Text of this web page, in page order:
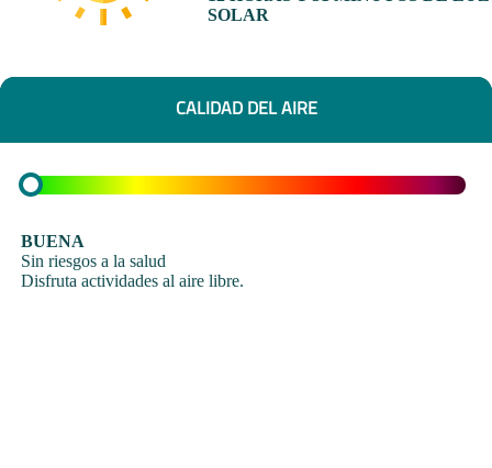
SOLAR
CALIDAD DEL AIRE
BUENA
Sin riesgos a la salud
Disfruta actividades al aire libre.